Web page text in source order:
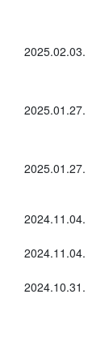
2025.02.03.
2025.01.27.
2025.01.27.
2024.11.04.
2024.11.04.
2024.10.31.